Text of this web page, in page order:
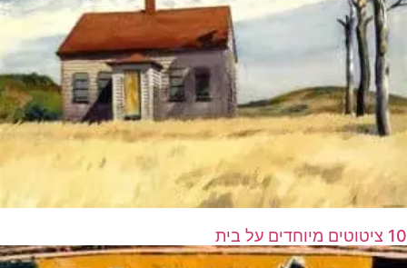
10 ציטוטים מיוחדים על בית